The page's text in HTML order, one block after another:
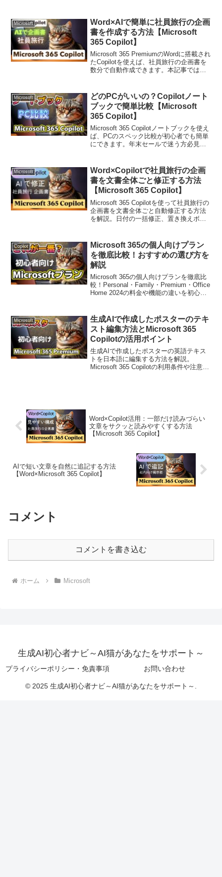
も活用可能です。
Microsoft
Word×AIで簡単に社員旅行の企画
書を作成する方法【Microsoft
365 Copilot】
Microsoft 365 PremiumのWordに搭載され
たCopilotを使えば、社員旅行の企画書を
数分で自動作成できます。本記事では、
りやすく解説します。
Microsoft
どのPCがいいの？Copilotノート
ブックで簡単比較【Microsoft
365 Copilot】
Microsoft 365 Copilotノートブックを使え
ば、PCのスペック比較が初心者でも簡単
にできます。年末セールで迷う方必見！
解説します。
Microsoft
Word×Copilotで社員旅行の企画
書を文書全体ごと修正する方法
【Microsoft 365 Copilot】
Microsoft 365 Copilotを使って社員旅行の
企画書を文書全体ごと自動修正する方法
を解説。日付の一括修正、置き換えボタ
Copilot
Microsoft 365の個人向けプラン
を徹底比較！おすすめの選び方を
解説
Microsoft 365の個人向けプランを徹底比
較！Personal・Family・Premium・Office
Home 2024の料金や機能の違いを初心者
い。
Microsoft
生成AIで作成したポスターのテキ
スト編集方法とMicrosoft 365
Copilotの活用ポイント
生成AIで作成したポスターの英語テキス
トを日本語に編集する方法を解説。
Microsoft 365 Copilotの利用条件や注意点
Word×Copilot活用：一部だけ読みづらい
文章をサクッと読みやすくする方法
【Microsoft 365 Copilot】
AIで短い文章を自然に追記する方法
【Word×Microsoft 365 Copilot】
コメント
コメントを書き込む
ホーム Microsoft
生成AI初心者ナビ～AI猫があなたをサポート～
プライバシーポリシー・免責事項 お問い合わせ
© 2025 生成AI初心者ナビ～AI猫があなたをサポート～.